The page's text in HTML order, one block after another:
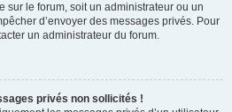
sur le forum, soit un administrateur ou un
d’envoyer des messages privés. Pour
un administrateur du forum.
privés non sollicités !